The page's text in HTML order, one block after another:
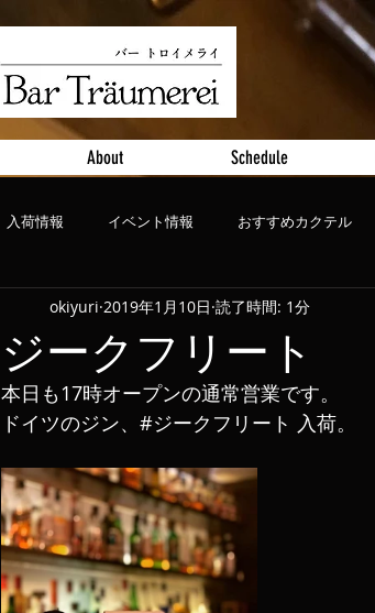
About Schedule
入荷情報 イベント情報 おすすめカクテル
ライブ、コンサート おすすめビール
ジークフリート
okiyuri 2019年1月10日 読了時間: 1分
本日も17時オープンの通常営業です。
ドイツのジン、#ジークフリート 入荷。